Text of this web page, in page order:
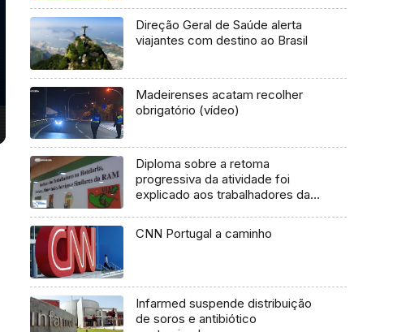
Direção Geral de Saúde alerta
viajantes com destino ao Brasil
Madeirenses acatam recolher
obrigatório (vídeo)
Diploma sobre a retoma
progressiva da atividade foi
explicado aos trabalhadores da
CNN Portugal a caminho
Infarmed suspende distribuição
de soros e antibiótico